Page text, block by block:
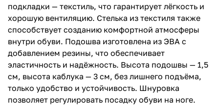
подкладки — текстиль, что гарантирует лёгкость и
хорошую вентиляцию. Стелька из текстиля также
способствует созданию комфортной атмосферы
внутри обуви. Подошва изготовлена из ЭВА с
добавлением резины, что обеспечивает
эластичность и надёжность. Высота подошвы — 1,5
см, высота каблука — 3 см, без лишнего подъёма,
только удобство и устойчивость. Шнуровка
позволяет регулировать посадку обуви на ноге.